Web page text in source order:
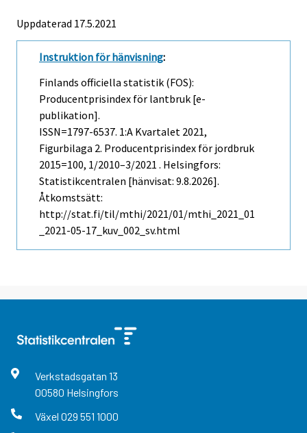
Uppdaterad 17.5.2021
Instruktion för hänvisning:
Finlands officiella statistik (FOS):
Producentprisindex för lantbruk [e-
publikation].
ISSN=1797-6537. 1:a Kvartalet 2021,
Figurbilaga 2. Producentprisindex för jordbruk
2015=100, 1/2010–3/2021 . Helsingfors:
Statistikcentralen [hänvisat: 9.8.2026].
Åtkomstsätt:
http://stat.fi/til/mthi/2021/01/mthi_2021_01
_2021-05-17_kuv_002_sv.html
Verkstadsgatan 13
00580 Helsingfors
Växel 029 551 1000